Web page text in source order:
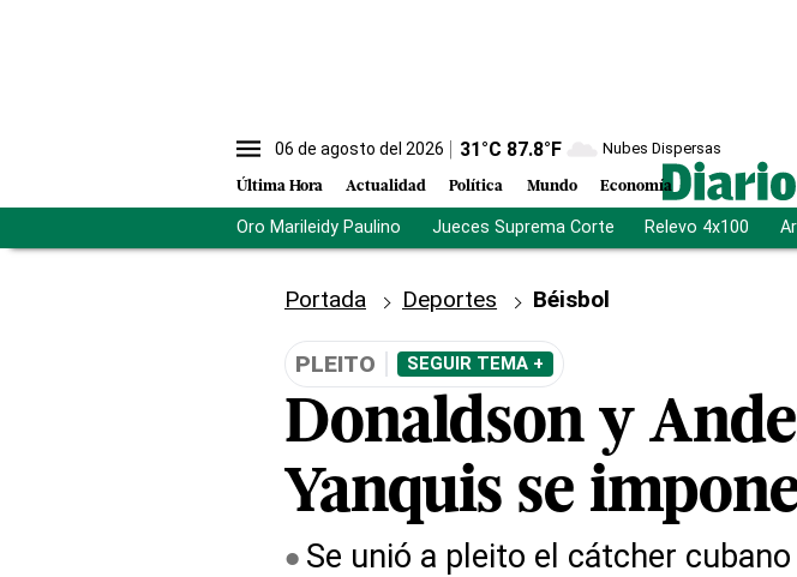
06 de agosto del 2026 31°C 87.8°F Nubes Dispersas
Última Hora Actualidad Política Mundo Economía
Oro Marileidy Paulino Jueces Suprema Corte Relevo 4x100
Portada Deportes Béisbol
PLEITO SEGUIR TEMA +
Donaldson y
Yanquis se
Se unió a pleito el cátcher cubano